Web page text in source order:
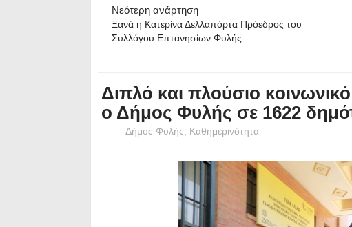
Νεότερη ανάρτηση
Ξανά η Κατερίνα Δελλαπόρτα Πρόεδρος του
Συλλόγου Επτανησίων Φυλής
Διπλό και πλούσιο
ο Δήμος Φυλής σε 1622
Δήμος Φυλής Καθημερινότητα